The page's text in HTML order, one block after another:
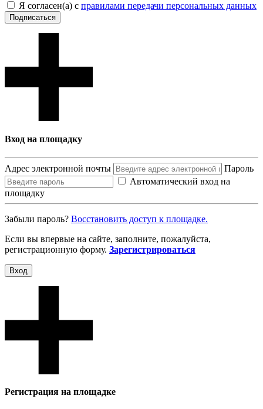
Я согласен(а) с правилами передачи персональных данных
Подписаться
Вход на площадку
Адрес электронной почты
Пароль
Автоматический вход на
площадку
Забыли пароль? Восcтановить доступ к площадке.
Если вы впервые на сайте, заполните, пожалуйста,
регистрационную форму. Зарегистрироваться
Вход
Регистрация на площадке